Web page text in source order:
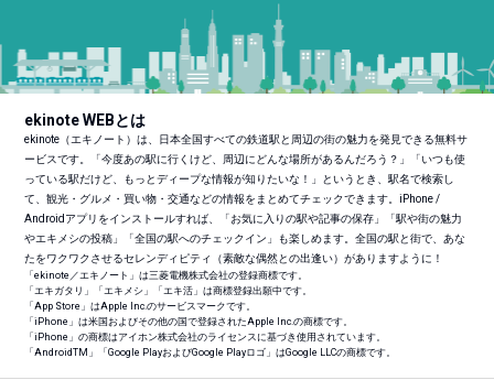
ekinote WEBとは
ekinote（エキノート）は、日本全国すべての鉄道駅と周辺の街の魅力を発見できる無料サ
ービスです。「今度あの駅に行くけど、周辺にどんな場所があるんだろう？」「いつも使
っている駅だけど、もっとディープな情報が知りたいな！」というとき、駅名で検索し
て、観光・グルメ・買い物・交通などの情報をまとめてチェックできます。iPhone /
Androidアプリをインストールすれば、「お気に入りの駅や記事の保存」「駅や街の魅力
やエキメシの投稿」「全国の駅へのチェックイン」も楽しめます。全国の駅と街で、あな
たをワクワクさせるセレンディピティ（素敵な偶然との出逢い）がありますように！
「ekinote／エキノート」は三菱電機株式会社の登録商標です。
「エキガタリ」「エキメシ」「エキ活」は商標登録出願中です。
「App Store」はApple Inc.のサービスマークです。
「iPhone」は米国およびその他の国で登録されたApple Inc.の商標です。
「iPhone」の商標はアイホン株式会社のライセンスに基づき使用されています。
「AndroidTM 」「Google PlayおよびGoogle Playロゴ」はGoogle LLCの商標です。